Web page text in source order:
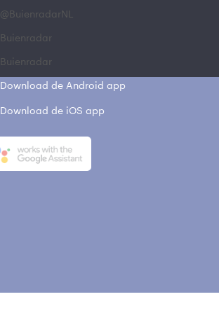
@BuienradarNL
Buienradar
Buienradar
Download de Android app
Download de iOS app